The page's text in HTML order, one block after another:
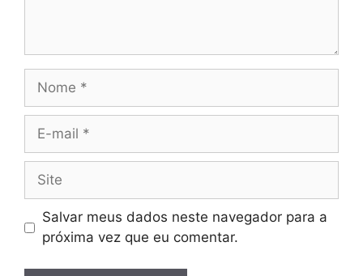
Nome
Site
Salvar meus dados neste navegador para a
próxima vez que eu comentar.